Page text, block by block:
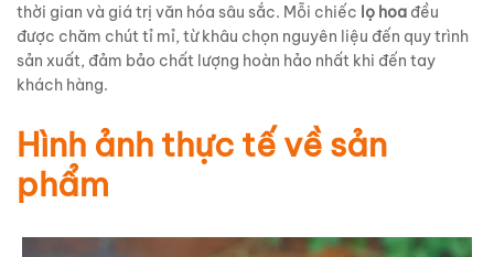
thời gian và giá trị văn hóa sâu sắc. Mỗi chiếc lọ hoa đều
được chăm chút tỉ mỉ, từ khâu chọn nguyên liệu đến quy trình
sản xuất, đảm bảo chất lượng hoàn hảo nhất khi đến tay
khách hàng.
Hình ảnh thực tế về sản
phẩm